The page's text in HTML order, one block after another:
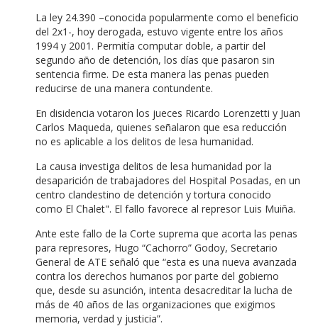
La ley 24.390 –conocida popularmente como el beneficio
del 2x1-, hoy derogada, estuvo vigente entre los años
1994 y 2001. Permitía computar doble, a partir del
segundo año de detención, los días que pasaron sin
sentencia firme. De esta manera las penas pueden
reducirse de una manera contundente.
En disidencia votaron los jueces Ricardo Lorenzetti y Juan
Carlos Maqueda, quienes señalaron que esa reducción
no es aplicable a los delitos de lesa humanidad.
La causa investiga delitos de lesa humanidad por la
desaparición de trabajadores del Hospital Posadas, en un
centro clandestino de detención y tortura conocido
como El Chalet". El fallo favorece al represor Luis Muiña.
Ante este fallo de la Corte suprema que acorta las penas
para represores, Hugo “Cachorro” Godoy, Secretario
General de ATE señaló que “esta es una nueva avanzada
contra los derechos humanos por parte del gobierno
que, desde su asunción, intenta desacreditar la lucha de
más de 40 años de las organizaciones que exigimos
memoria, verdad y justicia”.